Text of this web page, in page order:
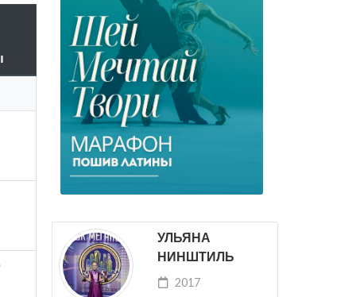
УЛЬЯНА
НИНШТИЛЬ
2017